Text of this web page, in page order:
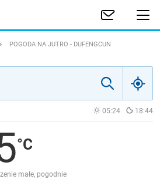
POGODA NA JUTRO - DUFENGCUN
05:24 18:44
małe, pogodnie